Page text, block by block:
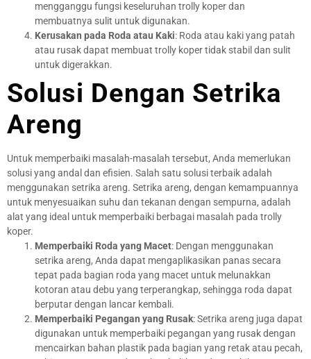
mengganggu fungsi keseluruhan trolly koper dan
membuatnya sulit untuk digunakan.
Kerusakan pada Roda atau Kaki: Roda atau kaki yang patah
atau rusak dapat membuat trolly koper tidak stabil dan sulit
untuk digerakkan.
Solusi Dengan Setrika
Areng
Untuk memperbaiki masalah-masalah tersebut, Anda memerlukan
solusi yang andal dan efisien. Salah satu solusi terbaik adalah
menggunakan setrika areng. Setrika areng, dengan kemampuannya
untuk menyesuaikan suhu dan tekanan dengan sempurna, adalah
alat yang ideal untuk memperbaiki berbagai masalah pada trolly
koper.
Memperbaiki Roda yang Macet: Dengan menggunakan
setrika areng, Anda dapat mengaplikasikan panas secara
tepat pada bagian roda yang macet untuk melunakkan
kotoran atau debu yang terperangkap, sehingga roda dapat
berputar dengan lancar kembali.
Memperbaiki Pegangan yang Rusak: Setrika areng juga dapat
digunakan untuk memperbaiki pegangan yang rusak dengan
mencairkan bahan plastik pada bagian yang retak atau pecah,